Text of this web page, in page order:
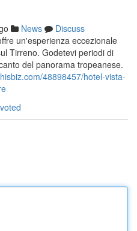
News
Discuss
un'esperienza eccezionale
Tirreno. Godetevi periodi di
del panorama tropeanese.
48898457/hotel-vista-